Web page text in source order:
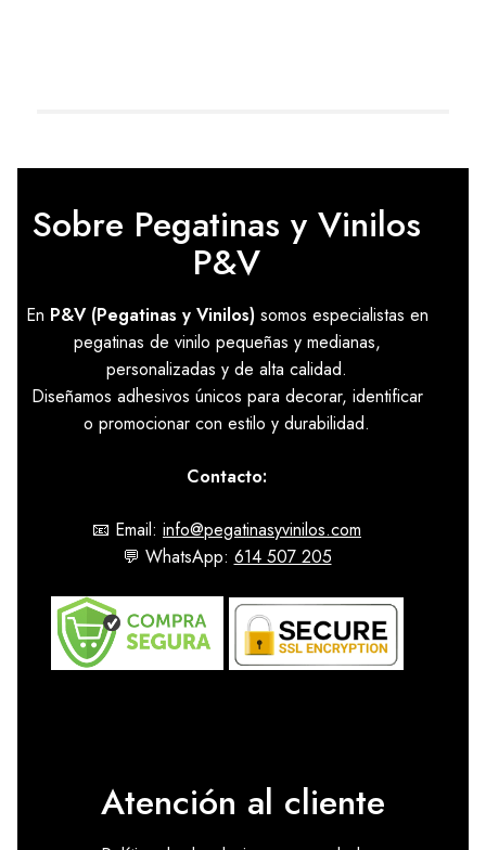
Sobre Pegatinas y Vinilos
P&V
En P&V (Pegatinas y Vinilos)somos especialistas en
pegatinas de vinilo pequeñas y medianas,
personalizadas y de alta calidad.
Diseñamos adhesivos únicos para decorar, identificar
o promocionar con estilo y durabilidad.
Contacto:
📧 Email: info@pegatinasyvinilos.com
💬 WhatsApp: 614 507 205
Atención al cliente